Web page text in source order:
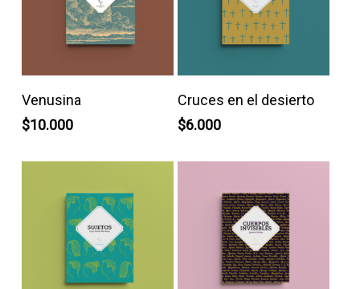
Añadir Al Carrito
Venusina
$10.000
Leer Más
Cruces en el desierto
$6.000